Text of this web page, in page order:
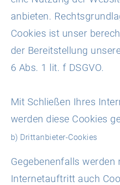
anbieten.
Cookies ist unser
der Bereitstellung
6 Abs. 1 lit. f DSGVO.
Mit Schließen Ihres
werden diese Cookies
b) Drittanbieter-Cookies
Gegebenenfalls werden
Internetauftritt auch